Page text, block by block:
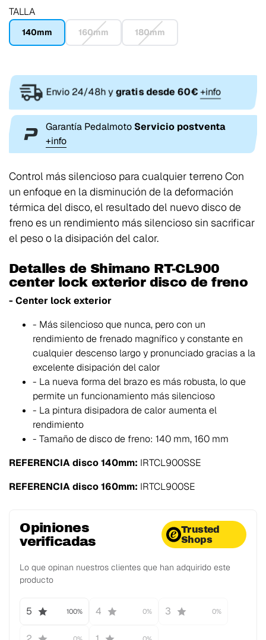
TALLA
140mm 160mm 180mm
Envio 24/48h ygratis desde 60€+info
Garantía Pedalmoto Servicio postventa
+info
Control más silencioso para cualquier terreno Con
un enfoque en la disminución de la deformación
térmica del disco, el resultado del nuevo disco de
freno es un rendimiento más silencioso sin sacrificar
el peso o la disipación del calor.
Detalles de Shimano RT-CL900
center lock exterior disco de freno
- Center lock exterior
- Más silencioso que nunca, pero con un
rendimiento de frenado magnífico y constante en
cualquier descenso largo y pronunciado gracias a la
excelente disipación del calor
- La nueva forma del brazo es más robusta, lo que
permite un funcionamiento más silencioso
- La pintura disipadora de calor aumenta el
rendimiento
- Tamaño de disco de freno: 140 mm, 160 mm
REFERENCIA disco 140mm: IRTCL900SSE
REFERENCIA disco 160mm: IRTCL900SE
Opiniones
verificadas
Trusted
Shops
Lo que opinan nuestros clientes que han adquirido este
producto
5 100% 4 0% 3 0%